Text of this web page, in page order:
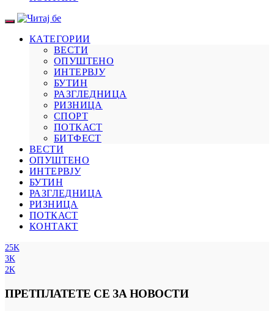
КАТЕГОРИИ
ВЕСТИ
ОПУШТЕНО
ИНТЕРВЈУ
БУТИН
РАЗГЛЕДНИЦА
РИЗНИЦА
СПОРТ
ПОТКАСТ
БИТФЕСТ
ВЕСТИ
ОПУШТЕНО
ИНТЕРВЈУ
БУТИН
РАЗГЛЕДНИЦА
РИЗНИЦА
ПОТКАСТ
КОНТАКТ
25K
3K
2K
ПРЕТПЛАТЕТЕ СЕ ЗА НОВОСТИ